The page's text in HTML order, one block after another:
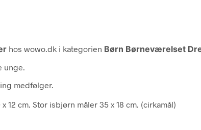
hos wowo.dk i kategorien Børn Børneværelset
unge.
medfølger.
12 cm. Stor isbjørn måler 35 x 18 cm. (cirkamål)